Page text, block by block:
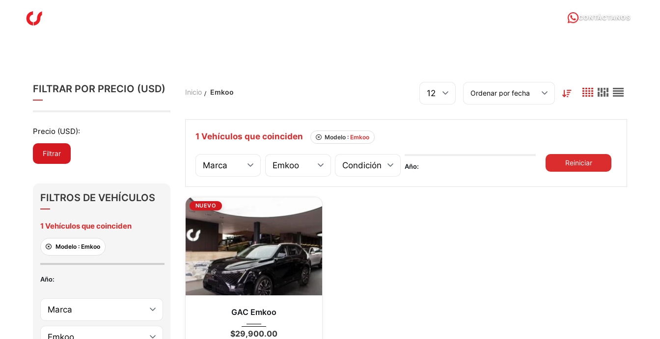
CONTÁCTANOS
FILTRAR POR PRECIO (USD)
Precio (USD):
Filtrar
FILTROS DE VEHÍCULOS
1 Vehículos que coinciden
Modelo : Emkoo
Año:
Inicio Emkoo
1 Vehículos que coinciden Modelo : Emkoo
Año: Reiniciar
NUEVO
GAC Emkoo
$29,900.00